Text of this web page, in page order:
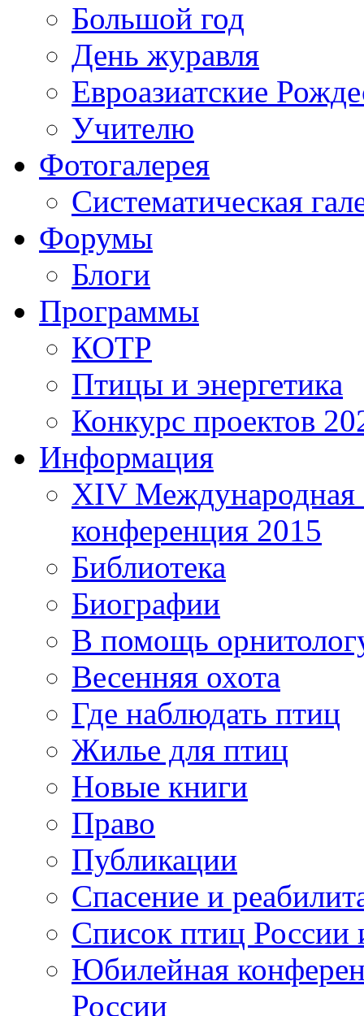
Большой год
День журавля
Евроазиатские
Учителю
Фотогалерея
Систематическая
Форумы
Блоги
Программы
КОТР
Птицы и энергетика
Конкурс проектов
Информация
XIV Международная
конференция 2015
Библиотека
Биографии
В помощь
Весенняя охота
Где наблюдать птиц
Жилье для птиц
Новые книги
Право
Публикации
Спасение и
Список птиц России
Юбилейная
России